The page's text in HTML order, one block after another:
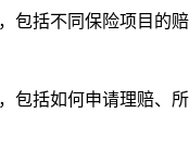
包括不同保险项目的赔
包括如何申请理赔、所